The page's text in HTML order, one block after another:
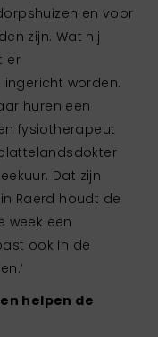
en voor
zijn. Wat hij
er
worden.
huren een
fysiotherapeut
Dat zijn
Raerd houdt de
week een
ook in de
helpen de